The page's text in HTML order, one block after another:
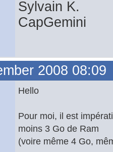
Sylvain K.
CapGemini
2008 08:09
Hello
Pour moi, il est
moins 3 Go de Ram
(voire même 4 Go,